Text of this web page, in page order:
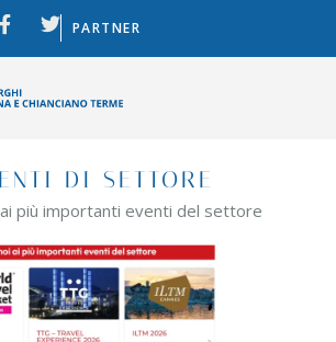
PARTNER
DI SETTORE
più importanti eventi del settore